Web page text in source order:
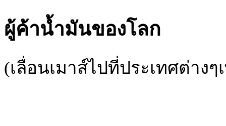
ผู้ค้าน้ำมันของโลก
(เลื่อนเมาส์ไปที่ประเทศต่าง